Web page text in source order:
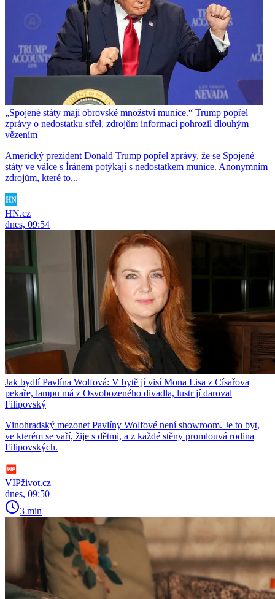
„Spojené státy mají obrovské množství munice.“ Trump popřel
zprávy o nedostatku střel, zdrojům informací pohrozil dlouhým
vězením
Americký prezident Donald Trump popřel zprávy, že se Spojené
státy ve válce s Íránem potýkají s nedostatkem munice. Anonymním
zdrojům, které to...
HN.cz
dnes, 09:54
Jak bydlí Pavlína Wolfová: V bytě jí visí Mona Lisa z Císařova
pekaře, lampu má z Osvobozeného divadla, lustr jí daroval
Filipovský
Vinohradský mezonet Pavlíny Wolfové není showroom. Je to byt,
ve kterém se vaří, žije s dětmi, a z každé stěny promlouvá rodina
Filipovských.
VIPživot.cz
dnes, 09:50
3 min